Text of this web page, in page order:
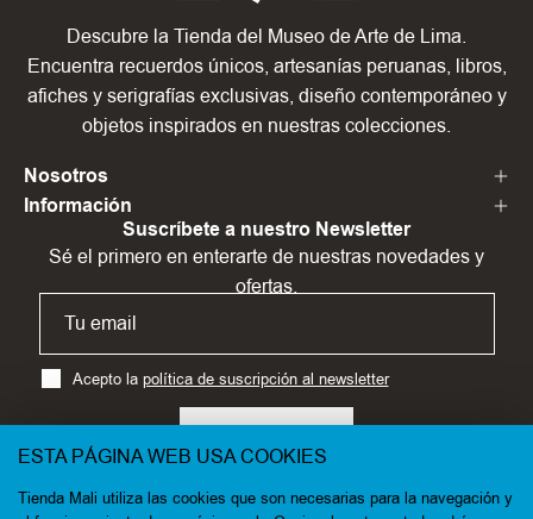
Descubre la Tienda del Museo de Arte de Lima.
Encuentra recuerdos únicos, artesanías peruanas, libros,
afiches y serigrafías exclusivas, diseño contemporáneo y
objetos inspirados en nuestras colecciones.
Nosotros
Información
Suscríbete a nuestro Newsletter
Sé el primero en enterarte de nuestras novedades y
ofertas.
Acepto la política de suscripción al newsletter
ESTA PÁGINA WEB USA COOKIES
Tienda Mali utiliza las cookies que son necesarias para la navegación y